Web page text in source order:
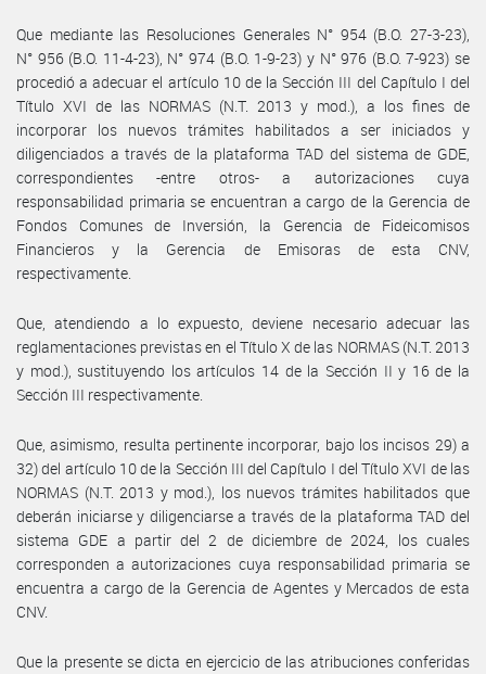
Que mediante las Resoluciones Generales N° 954 (B.O. 27-3-23),
N° 956 (B.O. 11-4-23), N° 974 (B.O. 1-9-23) y N° 976 (B.O. 7-923) se
procedió a adecuar el artículo 10 de la Sección III del Capítulo I del
Título XVI de las NORMAS (N.T. 2013 y mod.), a los fines de
incorporar los nuevos trámites habilitados a ser iniciados y
diligenciados a través de la plataforma TAD del sistema de GDE,
correspondientes -entre otros- a autorizaciones cuya
responsabilidad primaria se encuentran a cargo de la Gerencia de
Fondos Comunes de Inversión, la Gerencia de Fideicomisos
Financieros y la Gerencia de Emisoras de esta CNV,
respectivamente.
Que, atendiendo a lo expuesto, deviene necesario adecuar las
reglamentaciones previstas en el Título X de las NORMAS (N.T. 2013
y mod.), sustituyendo los artículos 14 de la Sección II y 16 de la
Sección III respectivamente.
Que, asimismo, resulta pertinente incorporar, bajo los incisos 29) a
32) del artículo 10 de la Sección III del Capítulo I del Título XVI de las
NORMAS (N.T. 2013 y mod.), los nuevos trámites habilitados que
deberán iniciarse y diligenciarse a través de la plataforma TAD del
sistema GDE a partir del 2 de diciembre de 2024, los cuales
corresponden a autorizaciones cuya responsabilidad primaria se
encuentra a cargo de la Gerencia de Agentes y Mercados de esta
CNV.
Que la presente se dicta en ejercicio de las atribuciones conferidas